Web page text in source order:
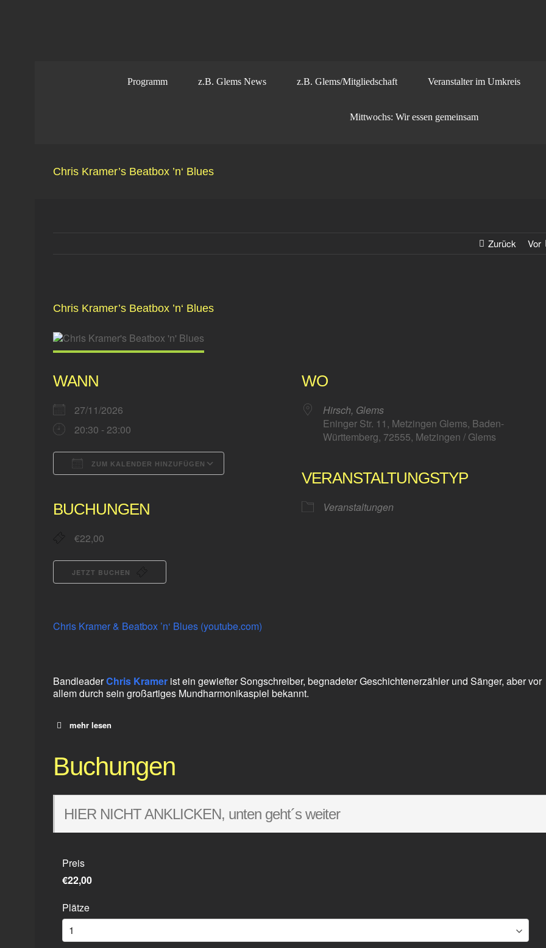
Programm z.B. Glems News z.B. Glems/Mitgliedschaft Veranstalter im Umkreis
Mittwochs: Wir essen gemeinsam
Chris Kramer’s Beatbox ’n‘ Blues
Zurück Vor
grösseres
Chris Kramer’s Beatbox ’n‘ Blues
WANN
27/11/2026
20:30 - 23:00
ZUM KALENDER HINZUFÜGEN
Google Kalender iCalendar
BUCHUNGEN
€22,00
JETZT BUCHEN
WO
Hirsch, Glems
Eninger Str. 11, Metzingen Glems, Baden-
Württemberg, 72555, Metzingen / Glems
VERANSTALTUNGSTYP
Veranstaltungen
Chris Kramer & Beatbox ’n‘ Blues (youtube.com)
BandleaderChris Kramer ist ein gewiefter Songschreiber, begnadeter Geschichtenerzähler und Sänger, aber vor
allem durch sein großartiges Mundharmonikaspiel bekannt.
mehr lesen
Kevin O Neal
Sean Athens
Buchungen
HIER NICHT ANKLICKEN, unten geht´s weiter
Preis
€22,00
Plätze